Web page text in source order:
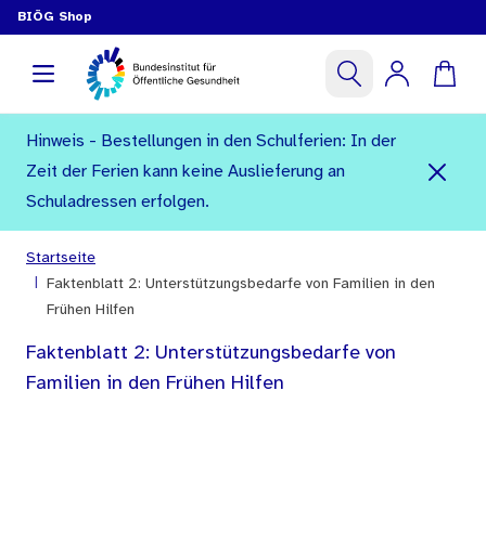
BIÖG Shop
Hinweis - Bestellungen in den Schulferien: In der
Zeit der Ferien kann keine Auslieferung an
Schuladressen erfolgen.
Startseite
Faktenblatt 2: Unterstützungsbedarfe von Familien in den
Frühen Hilfen
Faktenblatt 2: Unterstützungsbedarfe von
Familien in den Frühen Hilfen